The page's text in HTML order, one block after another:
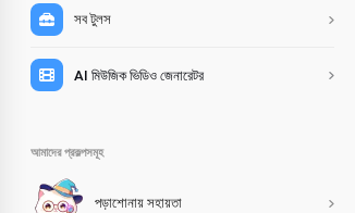
সব টুলস
AI মিউজিক ভিডিও জেনারেটর
আমাদের প্রকল্পসমূহ
পড়াশোনায় সহায়তা